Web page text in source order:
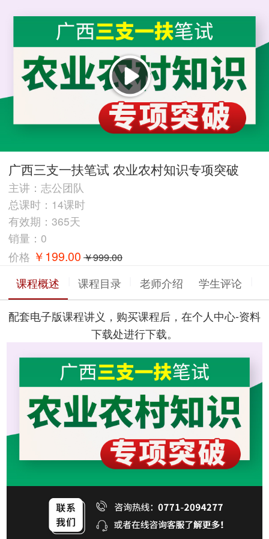
<
广西三支一扶笔试 农业农村知识专项突破
主讲：志公团队
总课时：14课时
有效期：365天
销量：0
价格 ￥199.00 ￥999.00
课程概述 课程目录 老师介绍 学生评论
配套电子版课程讲义，购买课程后，在个人中心-资料
下载处进行下载。